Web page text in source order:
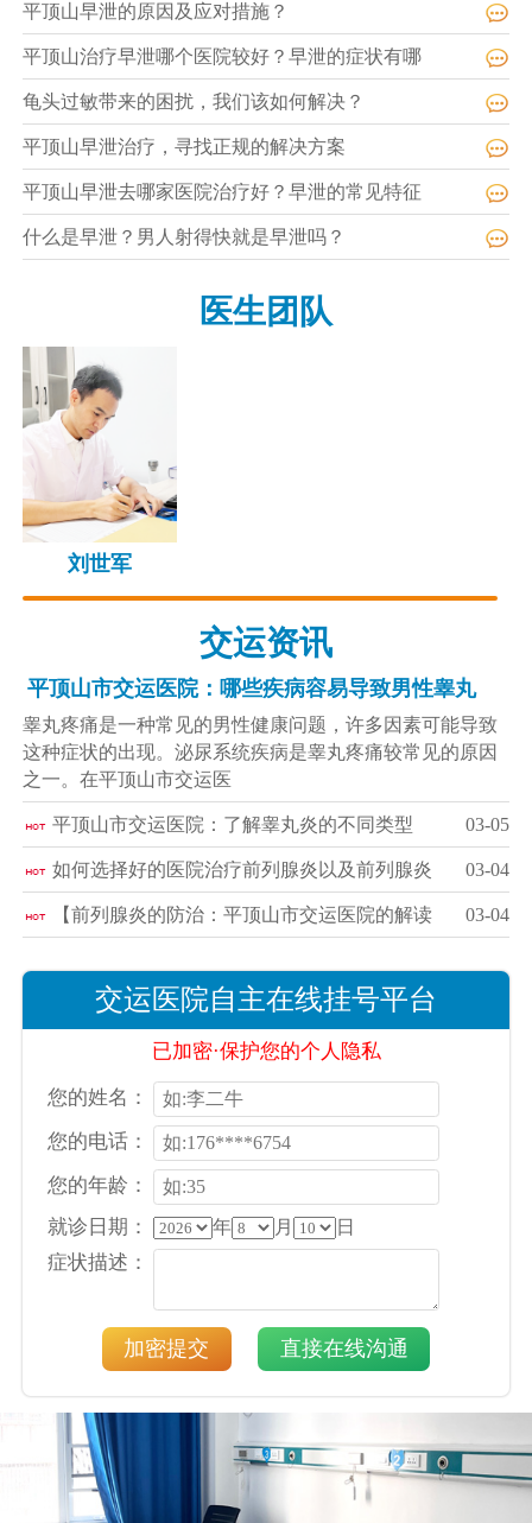
平顶山早泄的原因及应对措施？
平顶山治疗早泄哪个医院较好？早泄的症状有哪
龟头过敏带来的困扰，我们该如何解决？
平顶山早泄治疗，寻找正规的解决方案
平顶山早泄去哪家医院治疗好？早泄的常见特征
什么是早泄？男人射得快就是早泄吗？
医生团队
刘世军
交运资讯
平顶山市交运医院：哪些疾病容易导致男性睾丸
睾丸疼痛是一种常见的男性健康问题，许多因素可能导致
这种症状的出现。泌尿系统疾病是睾丸疼痛较常见的原因
之一。在平顶山市交运医
平顶山市交运医院：了解睾丸炎的不同类型 03-05
如何选择好的医院治疗前列腺炎以及前列腺炎 03-04
【前列腺炎的防治：平顶山市交运医院的解读 03-04
交运医院自主在线挂号平台
已加密·保护您的个人隐私
您的姓名：
您的电话：
您的年龄：
就诊日期：
年 月 日
症状描述：
加密提交 直接在线沟通